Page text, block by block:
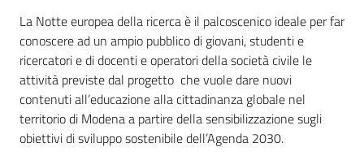
La Notte europea della ricerca è il palcoscenico ideale per far
conoscere ad un ampio pubblico di giovani, studenti e
ricercatori e di docenti e operatori della società civile le
attività previste dal progetto che vuole dare nuovi
contenuti all’educazione alla cittadinanza globale nel
territorio di Modena a partire della sensibilizzazione sugli
obiettivi di sviluppo sostenibile dell’Agenda 2030.